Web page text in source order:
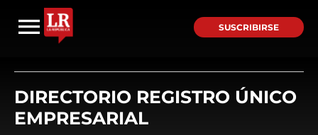
SUSCRIBIRSE
DIRECTORIO REGISTRO ÚNICO
EMPRESARIAL